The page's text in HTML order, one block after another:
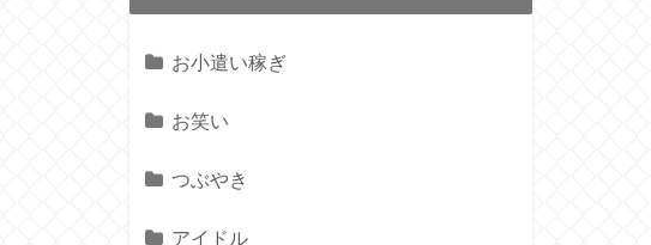
お小遣い稼ぎ
お笑い
つぶやき
アイドル